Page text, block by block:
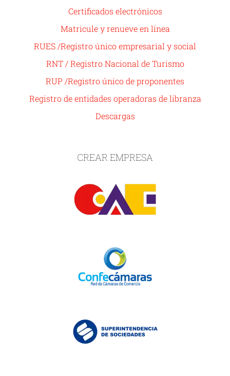
Certificados electrónicos
Matricule y renueve en línea
RUES /Registro único empresarial y social
RNT / Registro Nacional de Turismo
RUP /Registro único de proponentes
Registro de entidades operadoras de libranza
Descargas
CREAR EMPRESA